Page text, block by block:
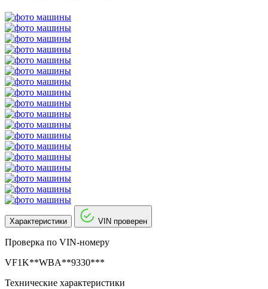
Характеристики VIN проверен
Проверка по VIN-номеру
VF1K**WBA**9330***
Технические характеристики